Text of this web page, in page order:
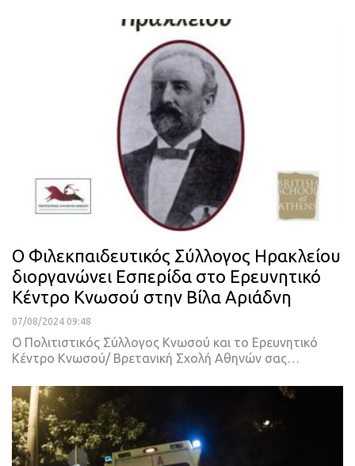
Ο Φιλεκπαιδευτικός Σύλλογος Ηρακλείου
διοργανώνει Εσπερίδα στο Ερευνητικό
Κέντρο Κνωσού στην Βίλα Αριάδνη
07/08/2024 09:48
Ο Πολιτιστικός Σύλλογος Κνωσού και το Ερευνητικό
Κέντρο Κνωσού/ Βρετανική Σχολή Αθηνών σας…